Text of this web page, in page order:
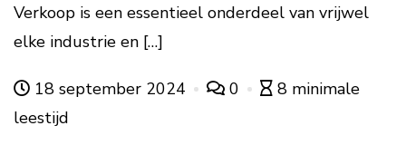
Verkoop is een essentieel onderdeel van vrijwel
elke industrie en […]
18 september 2024 0
8 minimale
leestijd